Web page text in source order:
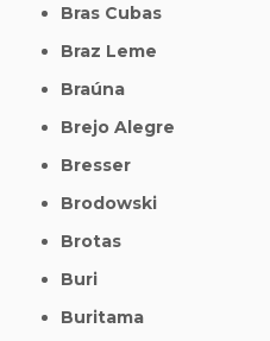
Bras Cubas
Braz Leme
Braúna
Brejo Alegre
Bresser
Brodowski
Brotas
Buri
Buritama